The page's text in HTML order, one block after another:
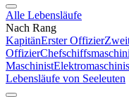
Alle Lebensläufe
Nach Rang
KapitänErster Offizier
Offizier
Maschinist
Lebensläufe von Seeleuten